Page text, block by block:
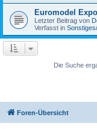
Euromodel
Letzter Beitrag von
Verfasst in
Die Suche
Foren-Übersicht